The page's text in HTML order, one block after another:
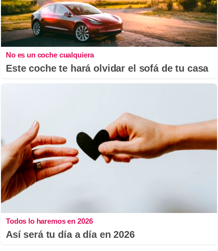
No es un coche cualquiera
Este coche te hará olvidar el sofá de tu casa
Todos lo haremos en 2026
Así será tu día a día en 2026